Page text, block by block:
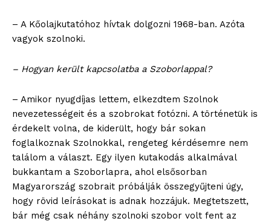
– A Kőolajkutatóhoz hívtak dolgozni 1968-ban. Azóta
vagyok szolnoki.
– Hogyan került kapcsolatba a Szoborlappal?
– Amikor nyugdíjas lettem, elkezdtem Szolnok
nevezetességeit és a szobrokat fotózni. A történetük is
érdekelt volna, de kiderült, hogy bár sokan
foglalkoznak Szolnokkal, rengeteg kérdésemre nem
találom a választ. Egy ilyen kutakodás alkalmával
bukkantam a Szoborlapra, ahol elsősorban
Magyarország szobrait próbálják összegyűjteni úgy,
hogy rövid leírásokat is adnak hozzájuk. Megtetszett,
bár még csak néhány szolnoki szobor volt fent az